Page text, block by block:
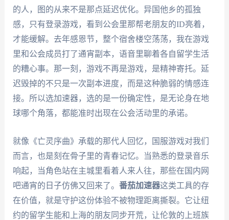
的人，图的从来不是那点延迟优化。异国他乡的孤独
感，只有登录游戏，看到公会里那帮老朋友的ID亮着，
才能缓解。去年感恩节，整个宿舍楼空荡荡，我在游戏
里和公会成员打了通宵副本，语音里聊着各自留学生活
的糟心事。那一刻，游戏不再是游戏，是精神寄托。延
迟毁掉的不只是一次副本进度，而是这种脆弱的情感连
接。所以选加速器，选的是一份确定性，是无论身在地
球哪个角落，都能准时出现在公会活动里的承诺。
就像《亡灵序曲》承载的那代人回忆，国服游戏对我们
而言，也是刻在骨子里的青春记忆。当熟悉的登录音乐
响起，当角色站在主城里看着人来人往，那些在国内网
吧通宵的日子仿佛又回来了。 番茄加速器这类工具的存
在价值，就是守护这份体验不被物理距离撕裂。它让纽
约的留学生能和上海的朋友同步开荒，让伦敦的上班族